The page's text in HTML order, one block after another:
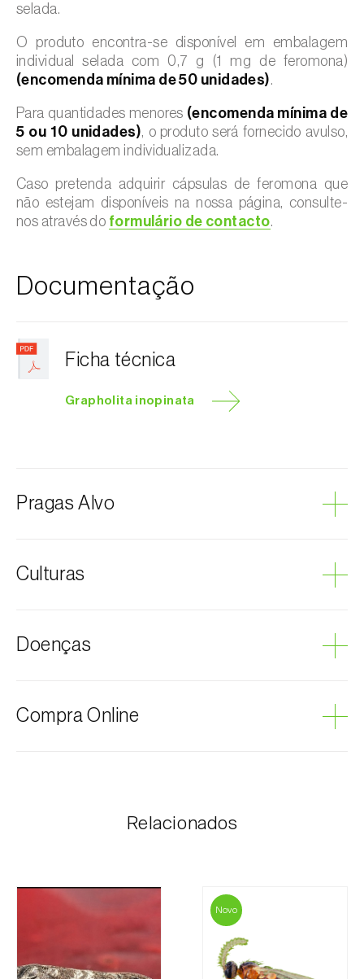
selada.
O produto encontra-se disponível em embalagem
individual selada com 0,7 g (1 mg de feromona)
(encomenda mínima de 50 unidades).
Para quantidades menores (encomenda mínima de
5 ou 10 unidades), o produto será fornecido avulso,
sem embalagem individualizada.
Caso pretenda adquirir cápsulas de feromona que
não estejam disponíveis na nossa página, consulte-
nos através do formulário de contacto.
Documentação
Ficha técnica
Grapholita inopinata
Pragas Alvo
Culturas
Marmeleiro
Doenças
Compra Online
mais brevemente possível com informação referente
ao valor total da encomenda e dados para
Para qualquer dúvida, contacte-nos:
Relacionados
Novo